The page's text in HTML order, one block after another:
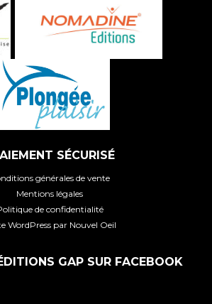
SÉCURISÉ
générales de vente
Mentions légales
de confidentialité
WordPress par Nouvel Oeil
GAP SUR FACEBOOK